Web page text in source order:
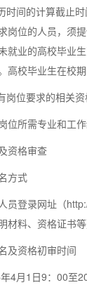
时间的计算截止
岗位的人员，须
就业的高校毕业
高校毕业生在校
位要求的相关资
所需专业和工作
资格审查
方式
登录网址（
材料、资格证书等
及资格初审时间
月1日9：00至